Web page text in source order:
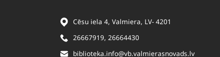
Cēsu iela 4, Valmiera, LV- 4201
26667919, 26664430
biblioteka.info@vb.valmierasnovads.lv